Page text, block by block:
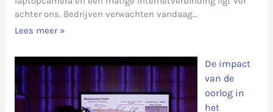
achter ons. Bedrijven verwachten vandaag…
Lees meer »
De impact
van de
oorlog in
het